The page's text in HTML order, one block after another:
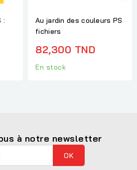
:
Au jardin des couleurs PS
fichiers
82,300 TND
En stock
à notre newsletter